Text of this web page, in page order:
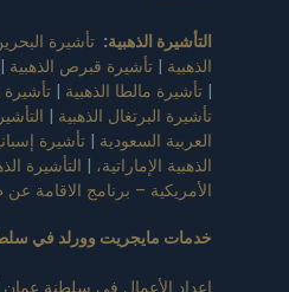
التأشيرة الذهبية: تأشيرة
الذهبية | تأشيرة قبرص الذهبية |
| تأشيرة مالطا الذهبية |
تأشيرة البرتغال الذهبية |
العربية السعودية | تأشيرة
الذهبية الإماراتية، | التأشيرة
الأمريكية – برنامج الاقامة عن
خدمات مايجريت وورلد في